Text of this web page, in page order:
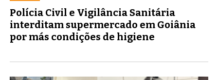
Polícia Civil e Vigilância Sanitária
interditam supermercado em Goiânia
por más condições de higiene